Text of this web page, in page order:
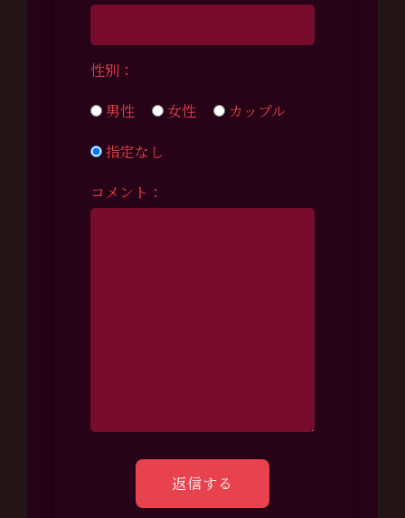
性別：
男性
女性
カップル
指定なし
コメント：